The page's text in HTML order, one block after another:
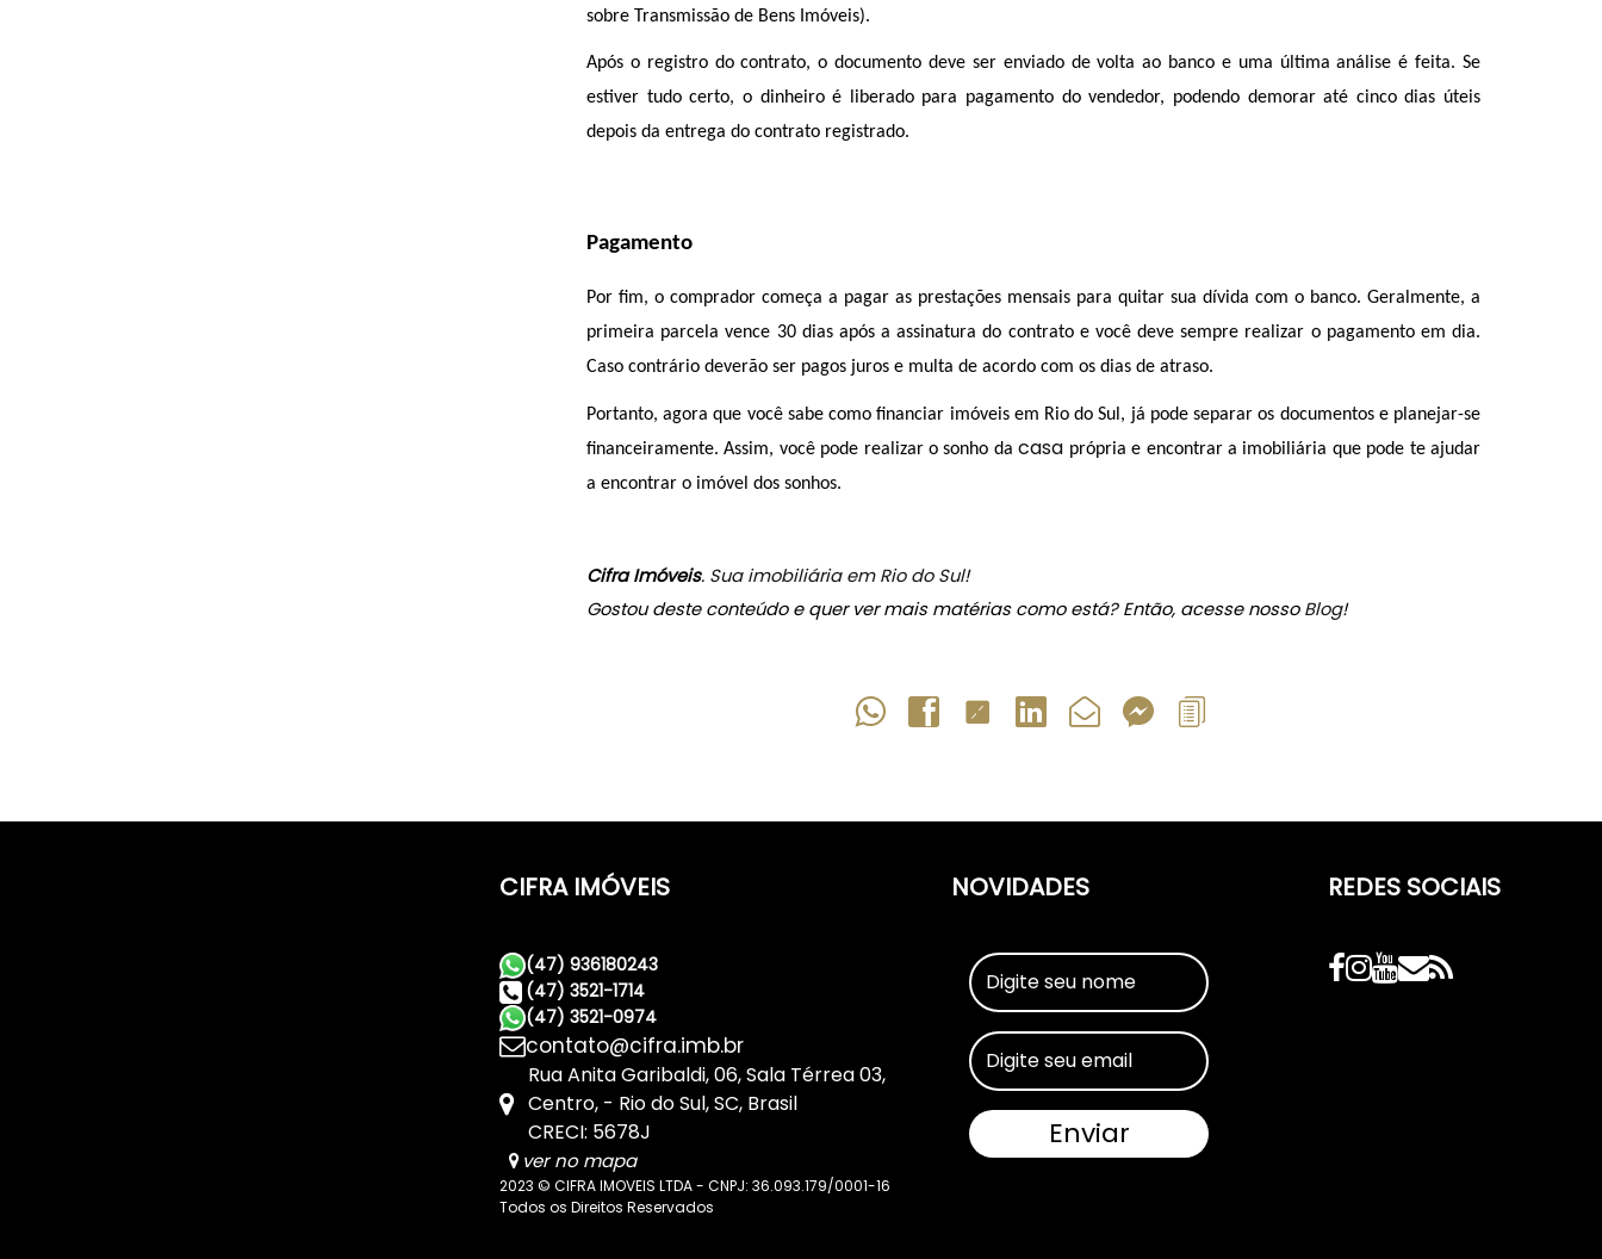
sobre Transmissão de Bens Imóveis).
Após o registro do contrato, o documento deve ser enviado de volta ao banco e uma última análise é feita. Se
estiver tudo certo, o dinheiro é liberado para pagamento do vendedor, podendo demorar até cinco dias úteis
depois da entrega do contrato registrado.
Pagamento
Por fim, o comprador começa a pagar as prestações mensais para quitar sua dívida com o banco. Geralmente, a
primeira parcela vence 30 dias após a assinatura do contrato e você deve sempre realizar o pagamento em dia.
Caso contrário deverão ser pagos juros e multa de acordo com os dias de atraso.
Portanto, agora que você sabe como financiar imóveis em Rio do Sul, já pode separar os documentos e planejar-se
financeiramente. Assim, você pode realizar o sonho da casa própria e encontrar a imobiliária que pode te ajudar
a encontrar o imóvel dos sonhos.
Cifra Imóveis. Sua imobiliária em Rio do Sul!
Gostou deste conteúdo e quer ver mais matérias como está? Então, acesse nosso Blog!
CIFRA IMÓVEIS
(47) 936180243
(47) 3521-1714
(47) 3521-0974
contato@cifra.imb.br
Rua Anita Garibaldi,06,Sala Térrea 03,
Centro, Rio do Sul,SC, Brasil
CRECI: 5678J
ver no mapa
2023 © CIFRA IMOVEIS LTDA - CNPJ: 36.093.179/0001-16
Todos os Direitos Reservados
NOVIDADES REDES SOCIAIS